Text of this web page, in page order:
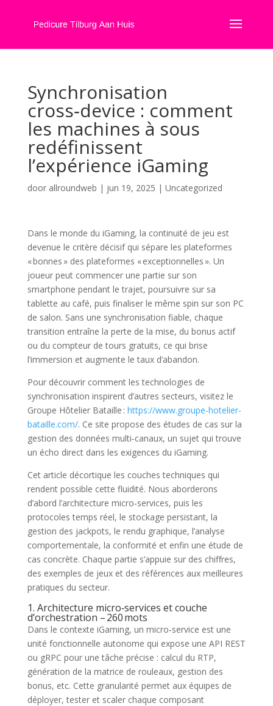
Synchronisation
cross‑device : comment
les machines à sous
redéfinissent
l’expérience iGaming
door allroundweb | jun 19, 2025 | Uncategorized
Dans le monde du iGaming, la continuité de jeu est
devenue le critère décisif qui sépare les plateformes
« bonnes » des plateformes « exceptionnelles ». Un
joueur peut commencer une partie sur son
smartphone pendant le trajet, poursuivre sur sa
tablette au café, puis finaliser le même spin sur son PC
de salon. Sans une synchronisation fiable, chaque
transition entraîne la perte de la mise, du bonus actif
ou du compteur de tours gratuits, ce qui brise
l’immersion et augmente le taux d’abandon.
Pour découvrir comment les technologies de
synchronisation inspirent d’autres secteurs, visitez le
Groupe Hôtelier Bataille : https://www.groupe-hotelier-
bataille.com/. Ce site propose des études de cas sur la
gestion des données multi‑canaux, un sujet qui trouve
un écho direct dans les exigences du iGaming.
Cet article décortique les couches techniques qui
rendent possible cette fluidité. Nous aborderons
d’abord l’architecture micro‑services, puis les
protocoles temps réel, le stockage persistant, la
gestion des jackpots, le rendu graphique, l’analyse
comportementale, la conformité et enfin une étude de
cas concrète. Chaque partie s’appuie sur des chiffres,
des exemples de jeux et des références aux meilleures
pratiques du secteur.
1. Architecture micro‑services et couche
d’orchestration – 260 mots
Dans le contexte iGaming, un micro‑service est une
unité fonctionnelle autonome qui expose une API REST
ou gRPC pour une tâche précise : calcul du RTP,
génération de la matrice de rouleaux, gestion des
bonus, etc. Cette granularité permet aux équipes de
déployer, tester et scaler chaque composant